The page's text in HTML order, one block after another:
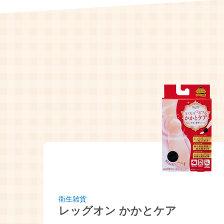
衛生雑貨
レッグオン かかとケア